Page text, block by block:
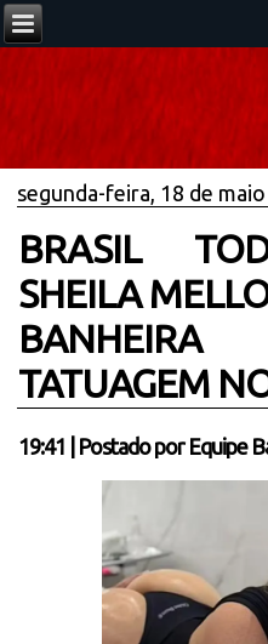
segunda-feira, 18 de
BRASIL
SHEILA
TATUAGEM
19:41 Postado por Equipe